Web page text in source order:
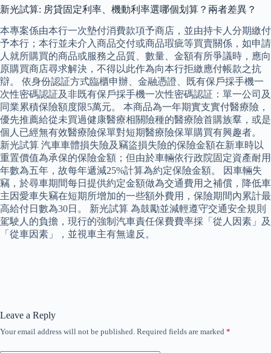
新光試算: 房貸固定利率、機動利率選哪個划算？兩者差異？
本專案係由本行一次墊付消費款項予商店，並由持卡人分期繳付
予本行；本行並未介入商品交付或商品瑕疵等買賣關係，如申請
人就所購買的商品或服務之品質、數量、金額有所爭議時，應向
原購買商店尋求解決，不得以此作為向本行拒繳應付帳款之抗
辯。 依身份認証方式臨櫃申辦、金融憑證、既有保戶採手機一
次性密碼認証及非既有保戶採手機一次性密碼認証：單一公司及
同業累積保險額度限5萬元。 本商品為一年期實支實付醫療險，
優先推薦給從未買過健康醫療相關險種的醫療險首購族羣，或是
個人已經無有效醫療險保單對短期醫療險保單購買有興趣者。
新光試算 汽車車體損失險及竊盜損失險的保險金額在新車時以
重置價值為承保的保險金額；但由於車輛依行政院固定資產耐用
年數為五年，故每年遞減25%計算為約定保險金額。 因車輛失
竊，於尋車期間每日提供約定金額做為交通費用之補償，降低車
主因愛車失竊在短期所增加的一些額外費用，保險期間內累計最
高給付日數為30日。 新光試算 為鼓勵並減輕遵守交通安全規則
駕駛人的負擔，現行的強制汽車責任保費費率採「從人因素」及
「從車因素」，並視車主有無違反。
Leave a Reply
Your email address will not be published. Required fields are marked *